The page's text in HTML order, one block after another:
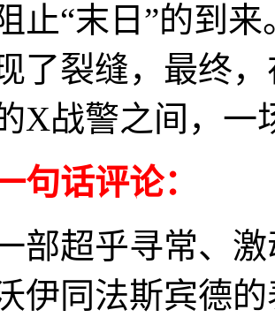
止“末日”的到
了裂缝，最终
X战警之间，
句话评论：
部超乎寻常、
伊同法斯宾德